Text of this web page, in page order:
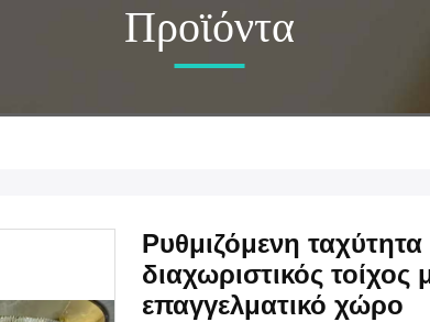
Προϊόντα
Ρυθμιζόμενη
διαχωριστικός τοίχος
επαγγελματικό χώρο